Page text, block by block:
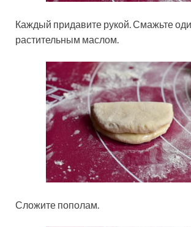
Каждый придавите рукой. Смажьте
растительным маслом.
Сложите пополам.